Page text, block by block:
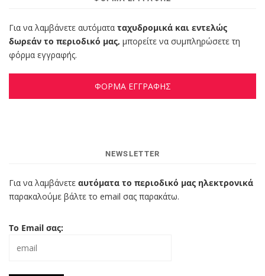
Για να λαμβάνετε αυτόματα ταχυδρομικά και εντελώς
δωρεάν το περιοδικό μας, μπορείτε να συμπληρώσετε τη
φόρμα εγγραφής.
ΦΟΡΜΑ ΕΓΓΡΑΦΗΣ
NEWSLETTER
Για να λαμβάνετε αυτόματα το περιοδικό μας ηλεκτρονικά
παρακαλούμε βάλτε το email σας παρακάτω.
Το Email σας: